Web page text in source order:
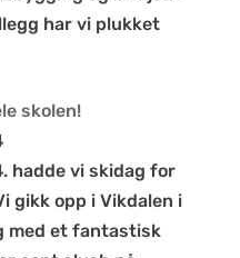
har vi plukket
skolen!
hadde vi skidag for
gikk opp i Vikdalen i
med et fantastisk